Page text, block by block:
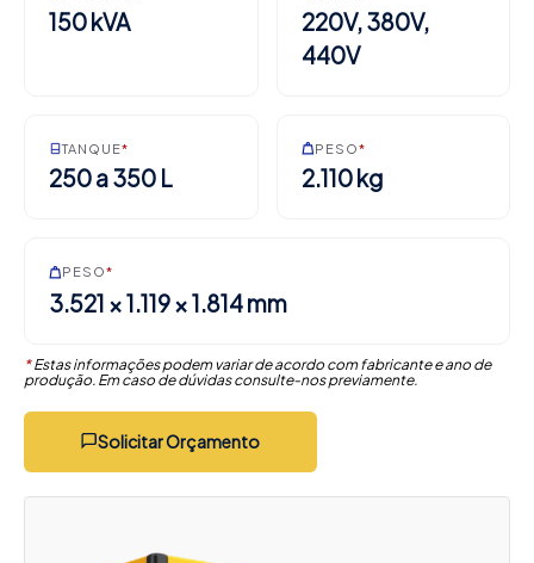
150 kVA
220V, 380V,
440V
TANQUE*
250 a 350 L
PESO*
2.110 kg
PESO*
3.521 × 1.119 × 1.814 mm
*Estas informações podem variar de acordo com fabricante e ano de
produção. Em caso de dúvidas consulte-nos previamente.
Solicitar Orçamento